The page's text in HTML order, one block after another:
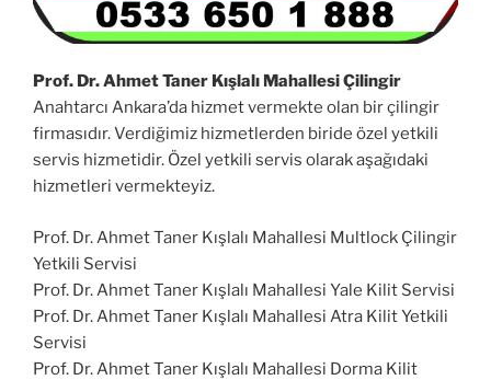
Prof. Dr. Ahmet Taner Kışlalı Mahallesi Çilingir
Anahtarcı Ankara’da hizmet vermekte olan bir çilingir
firmasıdır. Verdiğimiz hizmetlerden biride özel yetkili
servis hizmetidir. Özel yetkili servis olarak aşağıdaki
hizmetleri vermekteyiz.
Prof. Dr. Ahmet Taner Kışlalı Mahallesi Multlock Çilingir
Yetkili Servisi
Prof. Dr. Ahmet Taner Kışlalı Mahallesi Yale Kilit Servisi
Prof. Dr. Ahmet Taner Kışlalı Mahallesi Atra Kilit Yetkili
Servisi
Prof. Dr. Ahmet Taner Kışlalı Mahallesi Dorma Kilit